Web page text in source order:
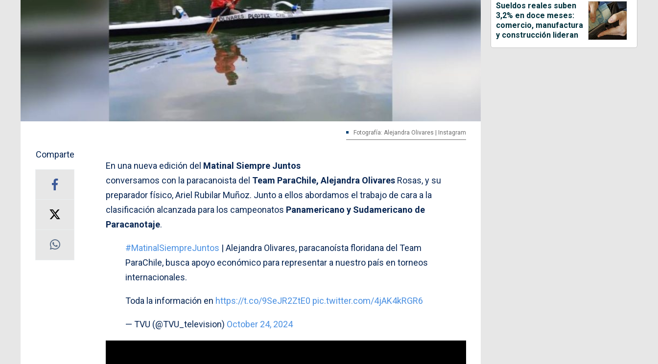
Fotografía: Alejandra Olivares | Instagram
Comparte
En una nueva edición del Matinal Siempre Juntos
conversamos con la paracanoista del Team ParaChile, Alejandra Olivares Rosas, y su
preparador físico, Ariel Rubilar Muñoz. Junto a ellos abordamos el trabajo de cara a la
clasificación alcanzada para los campeonatos Panamericano y Sudamericano de
Paracanotaje.
#MatinalSiempreJuntos | Alejandra Olivares, paracanoísta floridana del Team
ParaChile, busca apoyo económico para representar a nuestro país en torneos
internacionales.
Toda la información en https://t.co/9SeJR2ZtE0 pic.twitter.com/4jAK4kRGR6
— TVU (@TVU_television) October 24, 2024
Sueldos reales suben
3,2% en doce meses:
comercio, manufactura
y construcción lideran